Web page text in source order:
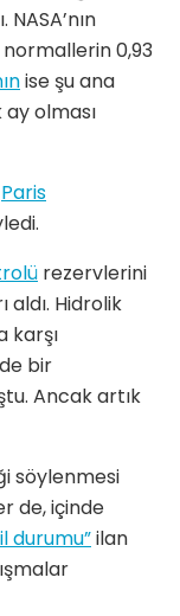
normallerin 0,93
ise şu ana
olması
Paris
rezervlerini
aldı. Hidrolik
karşı
bir
Ancak artık
söylenmesi
de, içinde
durumu”ilan